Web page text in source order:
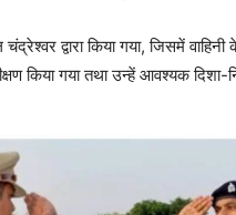
द्वारा किया गया, जिसमें
किया गया तथा उन्हें आवश्यक दिशा-